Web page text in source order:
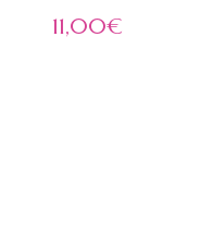
11,00€